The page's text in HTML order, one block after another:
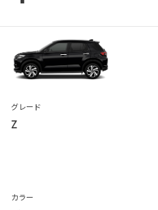
グレード
Z
カラー